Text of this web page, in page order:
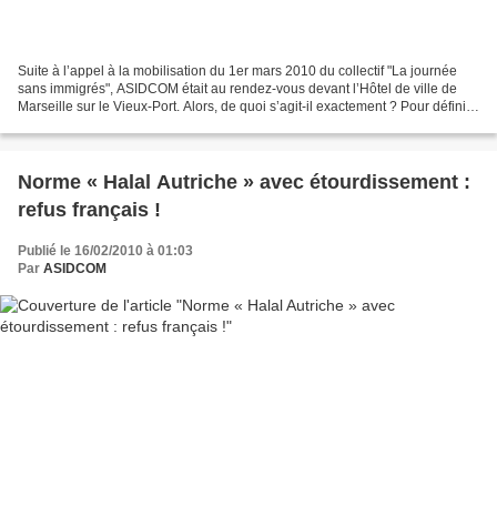
Suite à l’appel à la mobilisation du 1er mars 2010 du collectif "La journée
sans immigrés", ASIDCOM était au rendez-vous devant l’Hôtel de ville de
Marseille sur le Vieux-Port. Alors, de quoi s’agit-il exactement ? Pour définir
Norme « Halal Autriche » avec étourdissement :
refus français !
Publié le 16/02/2010 à 01:03
Par ASIDCOM